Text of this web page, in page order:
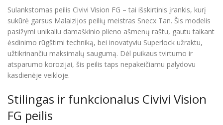
Sulankstomas peilis Civivi Vision FG – tai išskirtinis įrankis, kurį
sukūrė garsus Malaizijos peilių meistras Snecx Tan. Šis modelis
pasižymi unikaliu damaškinio plieno ašmenų raštu, gautu taikant
ėsdinimo rūgštimi techniką, bei inovatyviu Superlock užraktu,
užtikrinančiu maksimalų saugumą. Dėl puikaus tvirtumo ir
atsparumo korozijai, šis peilis taps nepakeičiamu palydovu
kasdienėje veikloje.
Stilingas ir funkcionalus Civivi Vision
FG peilis